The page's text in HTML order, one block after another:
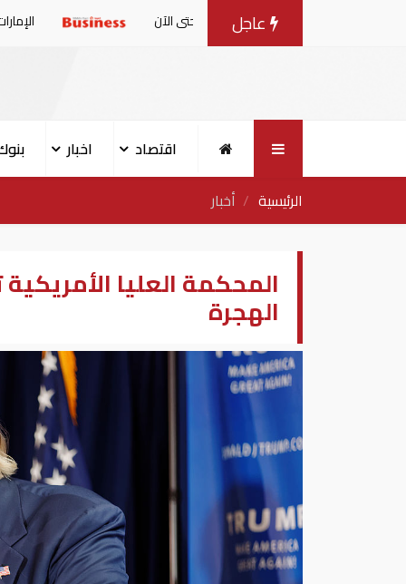
عاجل الإمارات: بيان مشترك
اقتصاد اخبار
الرئيسية
أخبار
المحكمة العليا
الهجرة